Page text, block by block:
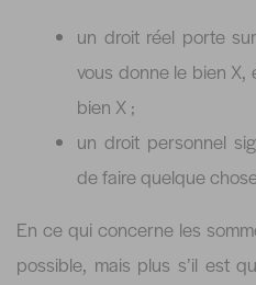
un droit réel porte
vous donne le bien X,
bien X ;
un droit personnel
de faire quelque
En ce qui concerne les
possible, mais plus s’il est